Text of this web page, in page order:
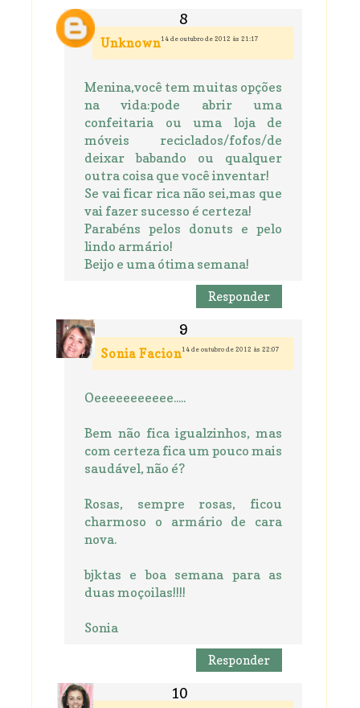
Unknown14 de outubro de 2012 às 21:17
Menina,você tem muitas opções
na vida:pode abrir uma
confeitaria ou uma loja de
móveis reciclados/fofos/de
deixar babando ou qualquer
outra coisa que você inventar!
Se vai ficar rica não sei,mas que
vai fazer sucesso é certeza!
Parabéns pelos donuts e pelo
lindo armário!
Beijo e uma ótima semana!
Responder
Sonia Facion14 de outubro de 2012 às 22:07
Oeeeeeeeeeee.....
Bem não fica igualzinhos, mas
com certeza fica um pouco mais
saudável, não é?
Rosas, sempre rosas, ficou
charmoso o armário de cara
nova.
bjktas e boa semana para as
duas moçoilas!!!!
Sonia
Responder